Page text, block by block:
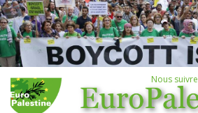
Nous suivre